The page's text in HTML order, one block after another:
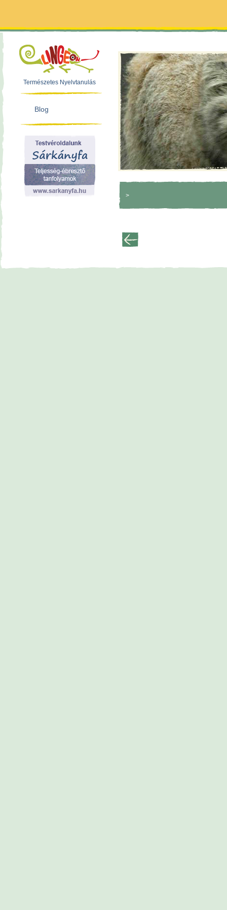
Természetes Nyelvtanulás
Blog
>